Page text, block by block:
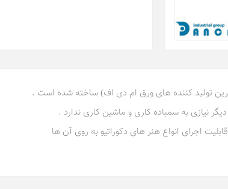
تولید کننده های ورق ام دی اف) ساخته شده است .
نیازی به سمباده کاری و ماشین کاری ندارد .
اجرای انواع هنر های دکوراتیو به روی آن ها